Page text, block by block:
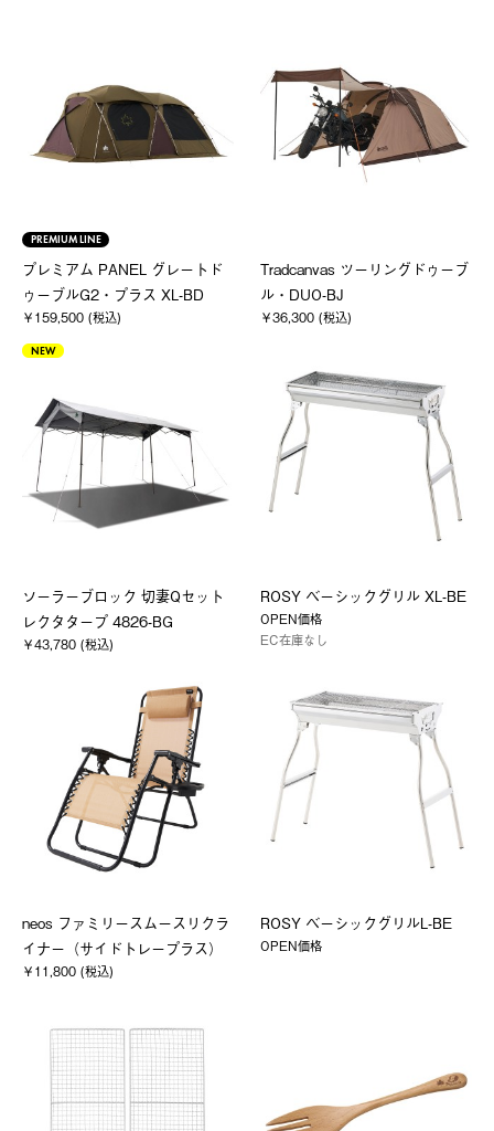
PREMIUM LINE
プレミアム PANEL グレートド
ゥーブルG2・プラス XL-BD
￥159,500 (税込)
Tradcanvas ツーリングドゥーブ
ル・DUO-BJ
￥36,300 (税込)
NEW
ソーラーブロック 切妻Qセット
レクタタープ 4826-BG
￥43,780 (税込)
ROSY ベーシックグリル XL-BE
OPEN価格
EC在庫なし
neos ファミリースムースリクラ
イナー（サイドトレープラス）
￥11,800 (税込)
ROSY ベーシックグリルL-BE
OPEN価格